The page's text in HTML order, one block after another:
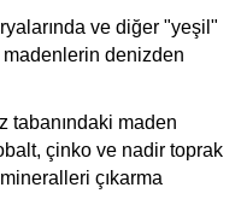
ve diğer "yeşil"
denizden
tabanındaki maden
çinko ve nadir toprak
çıkarma